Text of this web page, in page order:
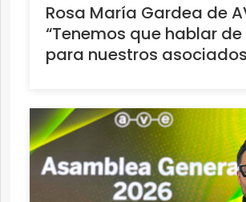
Rosa María Gardea de
“Tenemos que hablar
para nuestros